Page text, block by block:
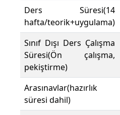
Ders Süresi(14
hafta/teorik+uygulama)
Sınıf Dışı Ders Çalışma
Süresi(Ön çalışma,
pekiştirme)
Arasınavlar(hazırlık
süresi dahil)